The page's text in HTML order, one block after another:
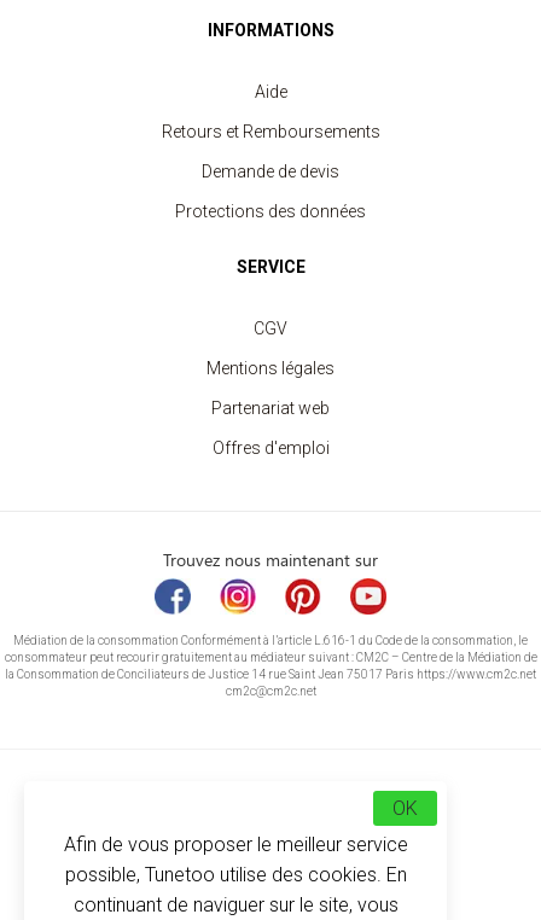
INFORMATIONS
Aide
Retours et Remboursements
Demande de devis
Protections des données
SERVICE
CGV
Mentions légales
Partenariat web
Offres d'emploi
Trouvez nous maintenant sur
Médiation de la consommation Conformément à l’article L.616-1 du Code de la consommation, le
consommateur peut recourir gratuitement au médiateur suivant : CM2C – Centre de la Médiation de
la Consommation de Conciliateurs de Justice 14 rue Saint Jean 75017 Paris https://www.cm2c.net
cm2c@cm2c.net
Afin de vous proposer le meilleur service
possible, Tunetoo utilise des cookies. En
continuant de naviguer sur le site, vous
OK